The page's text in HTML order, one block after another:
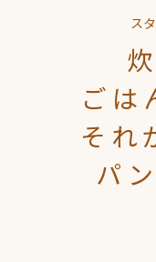
ス
ごは
それ
パ